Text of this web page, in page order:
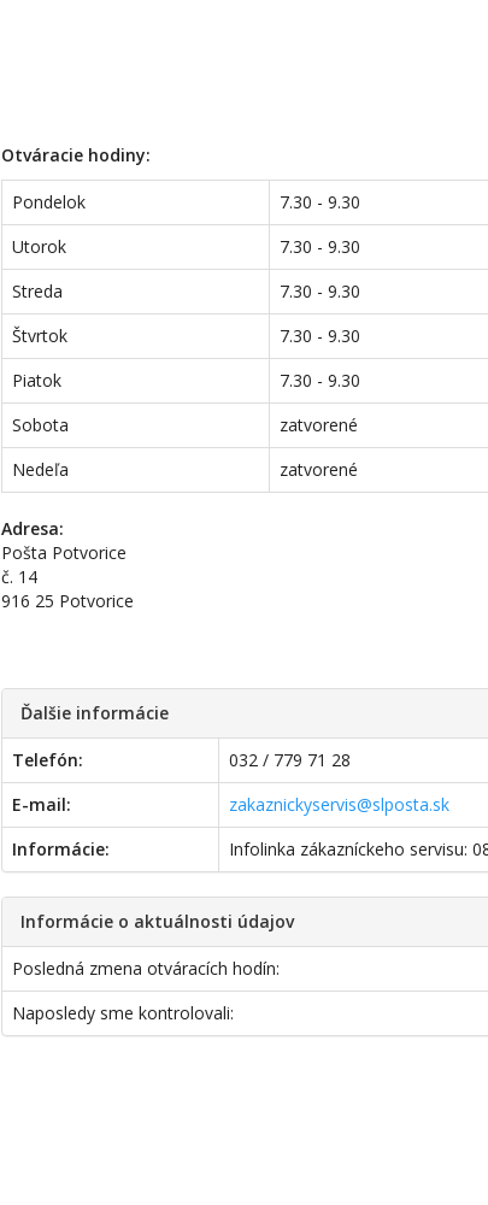
Otváracie hodiny:
Pondelok 7.30 - 9.30
Utorok
7.30 - 9.30
Streda
7.30 - 9.30
Štvrtok
7.30 - 9.30
Piatok
7.30 - 9.30
Sobota
zatvorené
Nedeľa
zatvorené
Adresa:
Pošta Potvorice
č. 14
916 25 Potvorice
Ďalšie informácie
Telefón:
032 / 779 71 28
E-mail:
zakaznickyservis@slposta.sk
Informácie:
Infolinka zákazníckeho servisu:
Informácie o aktuálnosti údajov
Posledná zmena otváracích hodín:
Naposledy sme kontrolovali: